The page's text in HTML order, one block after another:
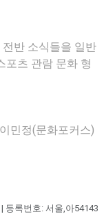
반 소식들을 일반
포츠 관람 문화 형
민정(문화포커스)
등록번호: 서울,아54143